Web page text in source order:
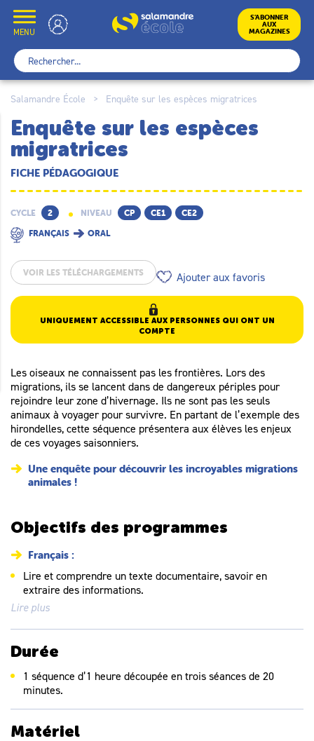
content
MENU
École S’ABONNER
AUX
MAGAZINES
Rechercher :
Salamandre École > Enquête sur les espèces migratrices
Enquête sur les espèces
migratrices
FICHE PÉDAGOGIQUE
CYCLE 2 NIVEAU CP CE1
CE2
FRANÇAIS
ORAL
VOIR LES TÉLÉCHARGEMENTS Ajouter aux favoris
UNIQUEMENT ACCESSIBLE AUX PERSONNES QUI ONT UN
COMPTE
Les oiseaux ne connaissent pas les frontières. Lors des
migrations, ils se lancent dans de dangereux périples pour
rejoindre leur zone d’hivernage. Ils ne sont pas les seuls
animaux à voyager pour survivre. En partant de l’exemple des
hirondelles, cette séquence présentera aux élèves les enjeux
de ces voyages saisonniers.
Une enquête pour découvrir les incroyables migrations
animales !
Objectifs des programmes
Français :
Lire et comprendre un texte documentaire, savoir en
extraire des informations.
Enrichir son vocabulaire.
Comparer et classer des distances.
Sciences :
Découvrir le phénomène de la migration animale.
EMC :
Lire plus
Durée
1 séquence d’1 heure découpée en trois séances de 20
minutes.
Matériel